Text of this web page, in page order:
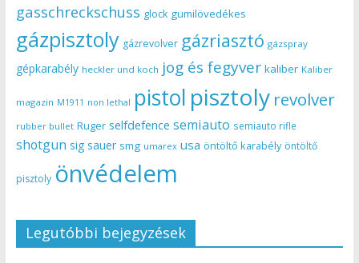
gasschreckschuss glock gumilövedékes
gázpisztoly gázrevolver gázriasztó gázspray
gépkarabély heckler und koch jog és fegyver kaliber Kaliber
magazin M1911 non lethal pistol pisztoly revolver
rubber bullet Ruger selfdefence semiauto semiauto rifle
shotgun sig sauer smg umarex usa öntöltő karabély öntöltő
pisztoly önvédelem
Legutóbbi bejegyzések